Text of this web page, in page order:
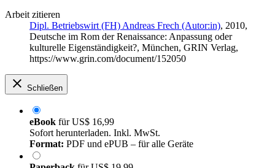
Arbeit zitieren
Dipl. Betriebswirt (FH) Andreas Frech (Autor:in), 2010,
Deutsche im Rom der Renaissance: Anpassung oder
kulturelle Eigenständigkeit?, München, GRIN Verlag,
https://www.grin.com/document/152050
Schließen
eBook fürUS$ 16,99
Sofort herunterladen. Inkl. MwSt.
Format: PDF und ePUB – für alle Geräte